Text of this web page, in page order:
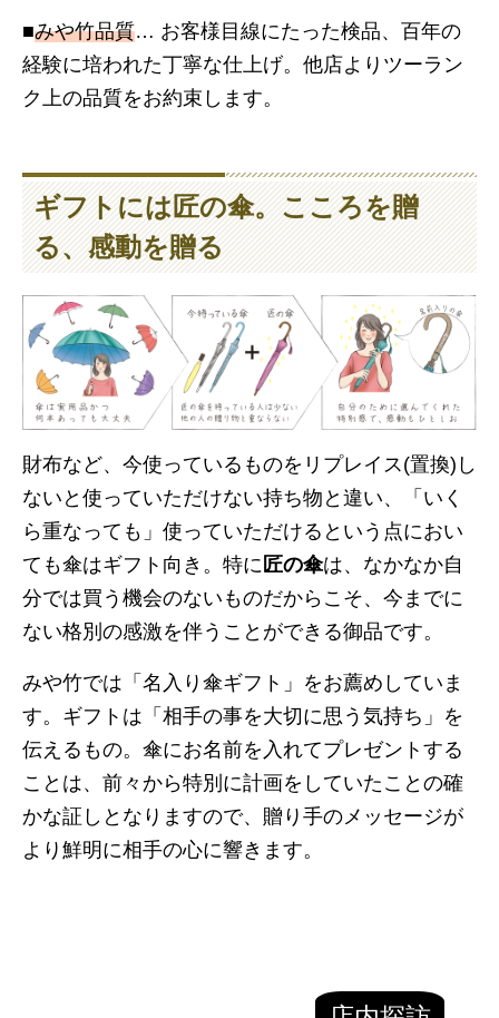
■みや竹品質… お客様目線にたった検品、百年の
経験に培われた丁寧な仕上げ。 他店よりツーラン
ク上の品質をお約束します。
ギフトには匠の傘。こころを贈
る、感動を贈る
財布など、今使っているものをリプレイス(置換)し
ないと使っていただけない持ち物と違い、「いく
ら重なっても」使っていただけるという点におい
ても傘はギフト向き。特に 匠の傘は、なかなか自
分では買う機会のないものだからこそ、今までに
ない格別の感激を伴うことができる御品です。
みや竹では「名入り傘ギフト」をお薦めしていま
す。ギフトは「相手の事を大切に思う気持ち」を
伝えるもの。傘にお名前を入れてプレゼントする
ことは、前々から特別に計画をしていたことの確
かな証しとなりますので、贈り手のメッセージが
より鮮明に相手の心に響きます。